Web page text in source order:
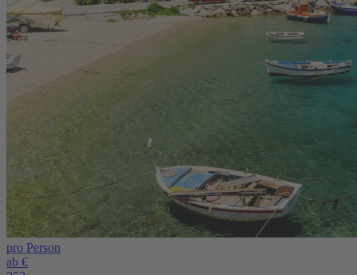
pro Person
ab €